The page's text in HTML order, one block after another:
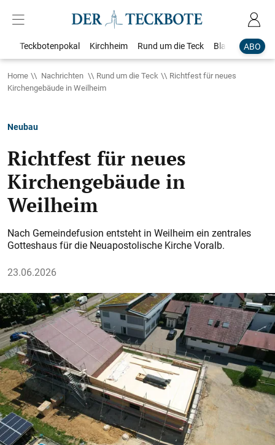
ABO
Teckbotenpokal Kirchheim Rund um die Teck Blaulicht
Home Nachrichten Rund um die Teck
Richtfest für neues
Kirchengebäude in Weilheim
Neubau
Richtfest für neues
Kirchengebäude in
Weilheim
Nach Gemeindefusion entsteht in Weilheim ein zentrales
Gotteshaus für die Neuapostolische Kirche Voralb.
23.06.2026